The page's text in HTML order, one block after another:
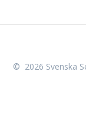
© 2026 Svenska